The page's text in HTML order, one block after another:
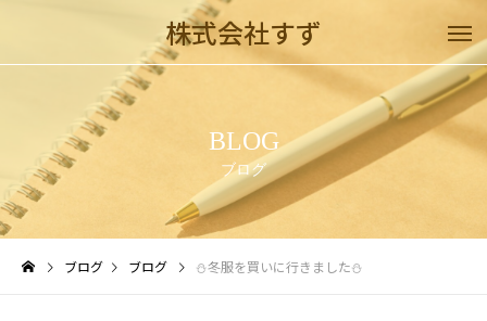
株式会社すず
BLOG
ブログ
ブログ ブログ ⛄冬服を買いに行きました⛄